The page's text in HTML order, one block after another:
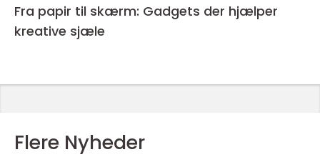
Fra papir til skærm: Gadgets der hjælper
kreative sjæle
Flere Nyheder